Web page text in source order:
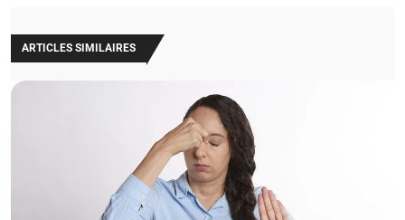
ARTICLES SIMILAIRES